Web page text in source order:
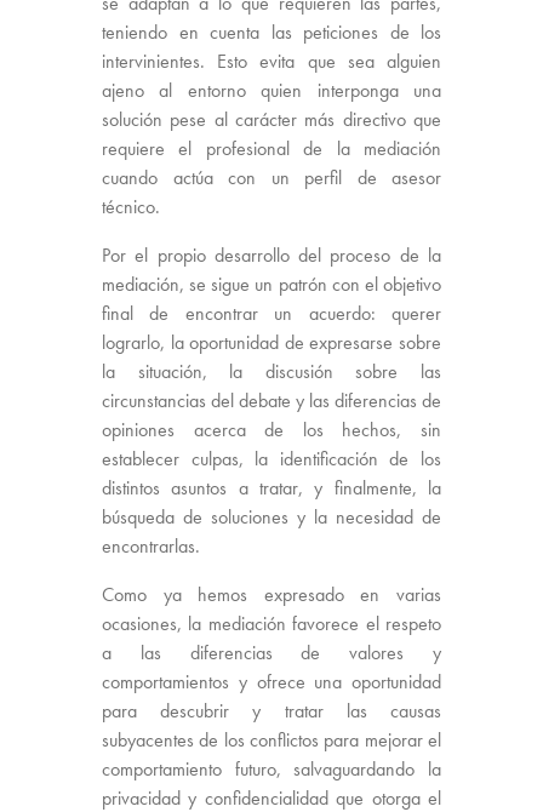
teniendo en cuenta las peticiones de los
intervinientes. Esto evita que sea alguien
ajeno al entorno quien interponga una
solución pese al carácter más directivo que
requiere el profesional de la mediación
cuando actúa con un perfil de asesor
técnico.
Por el propio desarrollo del proceso de la
mediación, se sigue un patrón con el objetivo
final de encontrar un acuerdo: querer
lograrlo, la oportunidad de expresarse sobre
la situación, la discusión sobre las
circunstancias del debate y las diferencias de
opiniones acerca de los hechos, sin
establecer culpas, la identificación de los
distintos asuntos a tratar, y finalmente, la
búsqueda de soluciones y la necesidad de
encontrarlas.
Como ya hemos expresado en varias
ocasiones, la mediación favorece el respeto
a las diferencias de valores y
comportamientos y ofrece una oportunidad
para descubrir y tratar las causas
subyacentes de los conflictos para mejorar el
comportamiento futuro, salvaguardando la
privacidad y confidencialidad que otorga el